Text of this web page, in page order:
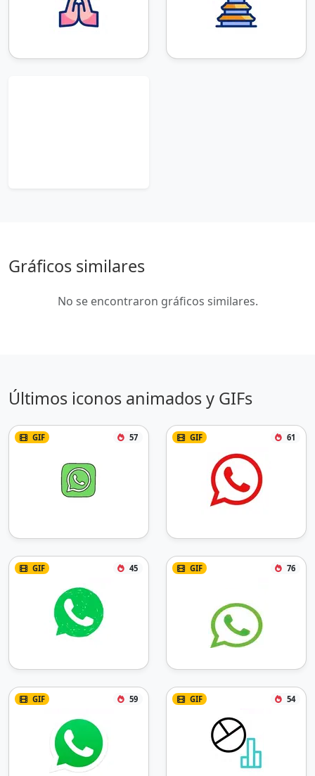
Gráficos similares
No se encontraron gráficos similares.
Últimos iconos animados y GIFs
GIF 57 GIF 61
GIF 45 GIF 76
GIF 59 GIF 54